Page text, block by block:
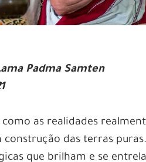
Padma Samten
as realidades
construção das terras
que brilham e se